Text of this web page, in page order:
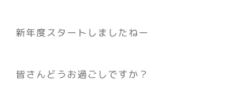
新年度スタートしましたねー
皆さんどうお過ごしですか？